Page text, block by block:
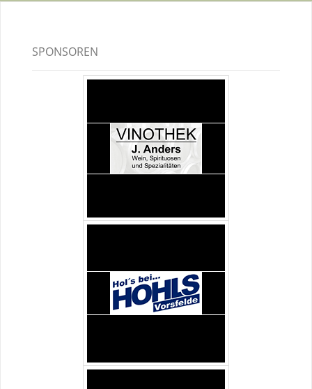
SPONSOREN